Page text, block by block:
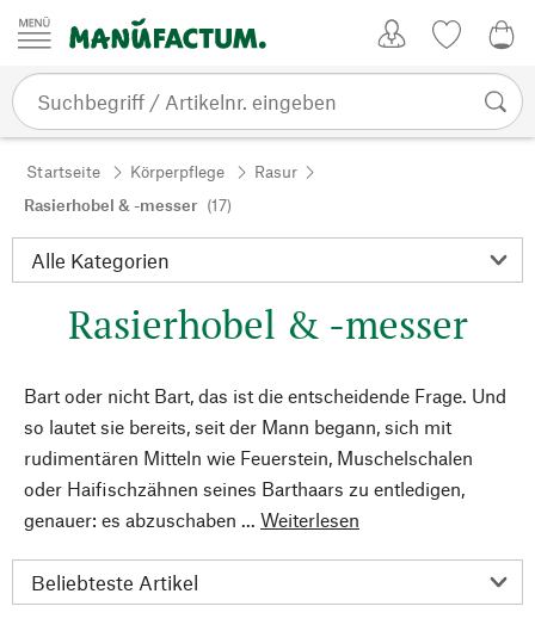
Zum Inhalt springen
Startseite Körperpflege
Rasur
Rasierhobel & -messer (17)
Rasierhobel & -messer
Bart oder nicht Bart, das ist die entscheidende Frage. Und
so lautet sie bereits, seit der Mann begann, sich mit
rudimentären Mitteln wie Feuerstein, Muschelschalen
oder Haifischzähnen seines Barthaars zu entledigen,
genauer: es abzuschaben ... Weiterlesen